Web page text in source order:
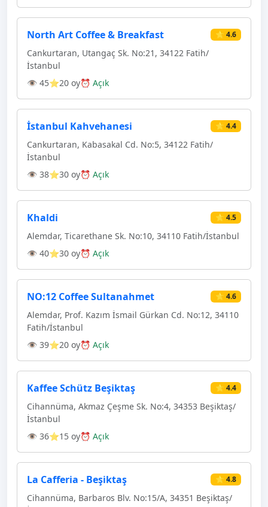
North Art Coffee & Breakfast ⭐ 4.6
Cankurtaran, Utangaç Sk. No:21, 34122 Fatih/
İstanbul
👁 45⭐20 oy⏰ Açık
İstanbul Kahvehanesi ⭐ 4.4
Cankurtaran, Kabasakal Cd. No:5, 34122 Fatih/
İstanbul
👁 38⭐30 oy⏰ Açık
Khaldi ⭐ 4.5
Alemdar, Ticarethane Sk. No:10, 34110 Fatih/İstanbul
👁 40⭐30 oy⏰ Açık
NO:12 Coffee Sultanahmet ⭐ 4.6
Alemdar, Prof. Kazım İsmail Gürkan Cd. No:12, 34110
Fatih/İstanbul
👁 39⭐20 oy⏰ Açık
Kaffee Schütz Beşiktaş ⭐ 4.4
Cihannüma, Akmaz Çeşme Sk. No:4, 34353 Beşiktaş/
İstanbul
👁 36⭐15 oy⏰ Açık
La Cafferia - Beşiktaş ⭐ 4.8
Cihannüma, Barbaros Blv. No:15/A, 34351 Beşiktaş/